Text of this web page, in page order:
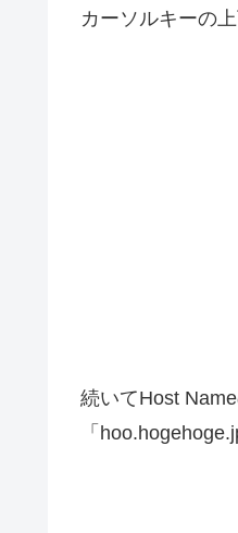
カーソルキーの
続いてHost
「